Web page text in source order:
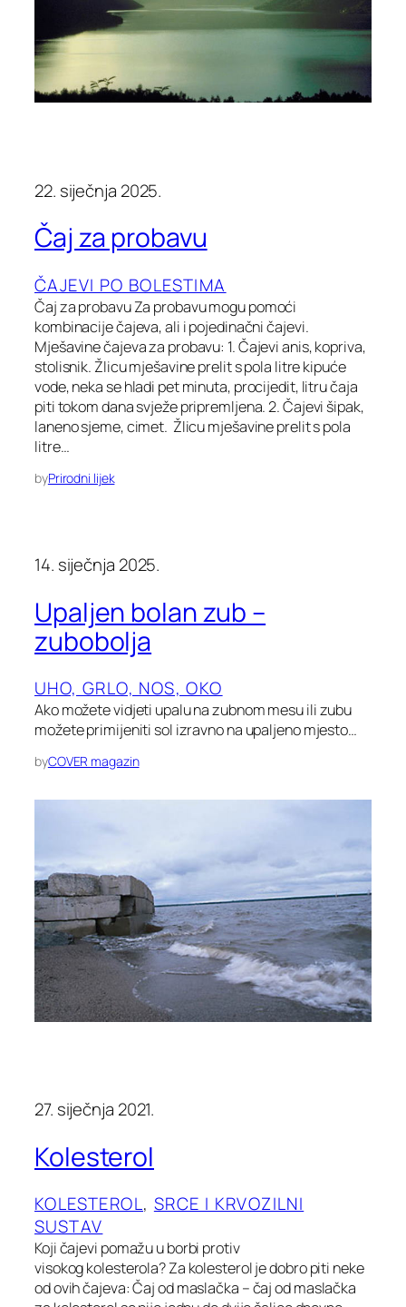
22. siječnja 2025.
Čaj za probavu
ČAJEVI PO BOLESTIMA
Čaj za probavu Za probavu mogu pomoći
kombinacije čajeva, ali i pojedinačni čajevi.
Mješavine čajeva za probavu: 1. Čajevi anis, kopriva,
stolisnik. Žlicu mješavine prelit s pola litre kipuće
vode, neka se hladi pet minuta, procijedit, litru čaja
piti tokom dana svježe pripremljena. 2. Čajevi šipak,
laneno sjeme, cimet. Žlicu mješavine prelit s pola
litre…
byPrirodni lijek
14. siječnja 2025.
Upaljen bolan zub –
zubobolja
UHO, GRLO, NOS, OKO
Ako možete vidjeti upalu na zubnom mesu ili zubu
možete primijeniti sol izravno na upaljeno mjesto…
byCOVER magazin
27. siječnja 2021.
Kolesterol
KOLESTEROL, SRCE I KRVOZILNI
SUSTAV
Koji čajevi pomažu u borbi protiv
visokog kolesterola? Za kolesterol je dobro piti neke
od ovih čajeva: Čaj od maslačka – čaj od maslačka